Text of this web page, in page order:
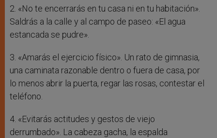
2. «No te encerrarás en tu casa ni en tu habitación».
Saldrás a la calle y al campo de paseo: «El agua
estancada se pudre».
3. «Amarás el ejercicio físico». Un rato de gimnasia,
una caminata razonable dentro o fuera de casa, por
lo menos abrir la puerta, regar las rosas, contestar el
teléfono.
4. «Evitarás actitudes y gestos de viejo
derrumbado». La cabeza gacha, la espalda